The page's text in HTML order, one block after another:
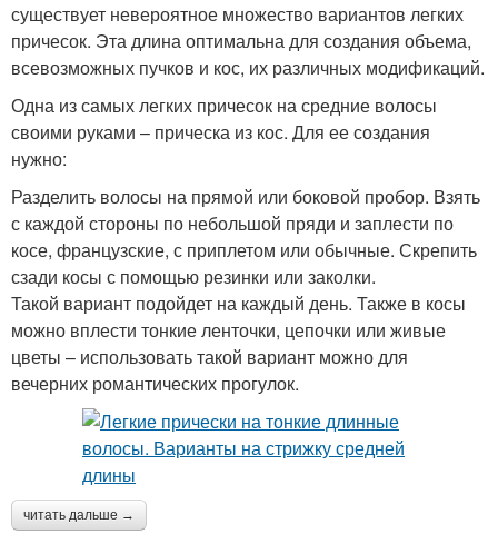
существует невероятное множество вариантов легких
причесок. Эта длина оптимальна для создания объема,
всевозможных пучков и кос, их различных модификаций.
Одна из самых легких причесок на средние волосы
своими руками – прическа из кос. Для ее создания
нужно:
Разделить волосы на прямой или боковой пробор. Взять
с каждой стороны по небольшой пряди и заплести по
косе, французские, с приплетом или обычные. Скрепить
сзади косы с помощью резинки или заколки.
Такой вариант подойдет на каждый день. Также в косы
можно вплести тонкие ленточки, цепочки или живые
цветы – использовать такой вариант можно для
вечерних романтических прогулок.
читать дальше →